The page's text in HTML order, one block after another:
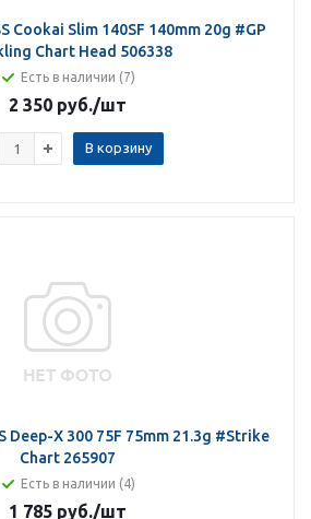
Cookai Slim 140SF 140mm 20g #GP
Chart Head 506338
Есть в наличии (7)
2 350 руб./шт
В корзину
Deep-X 300 75F 75mm 21.3g #Strike
Chart 265907
Есть в наличии (4)
1 785 руб./шт